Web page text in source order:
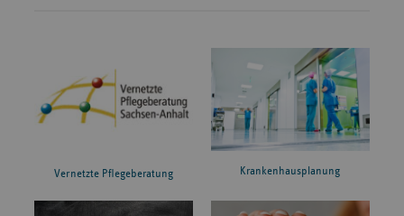
Vernetzte Pflegeberatung Krankenhausplanung